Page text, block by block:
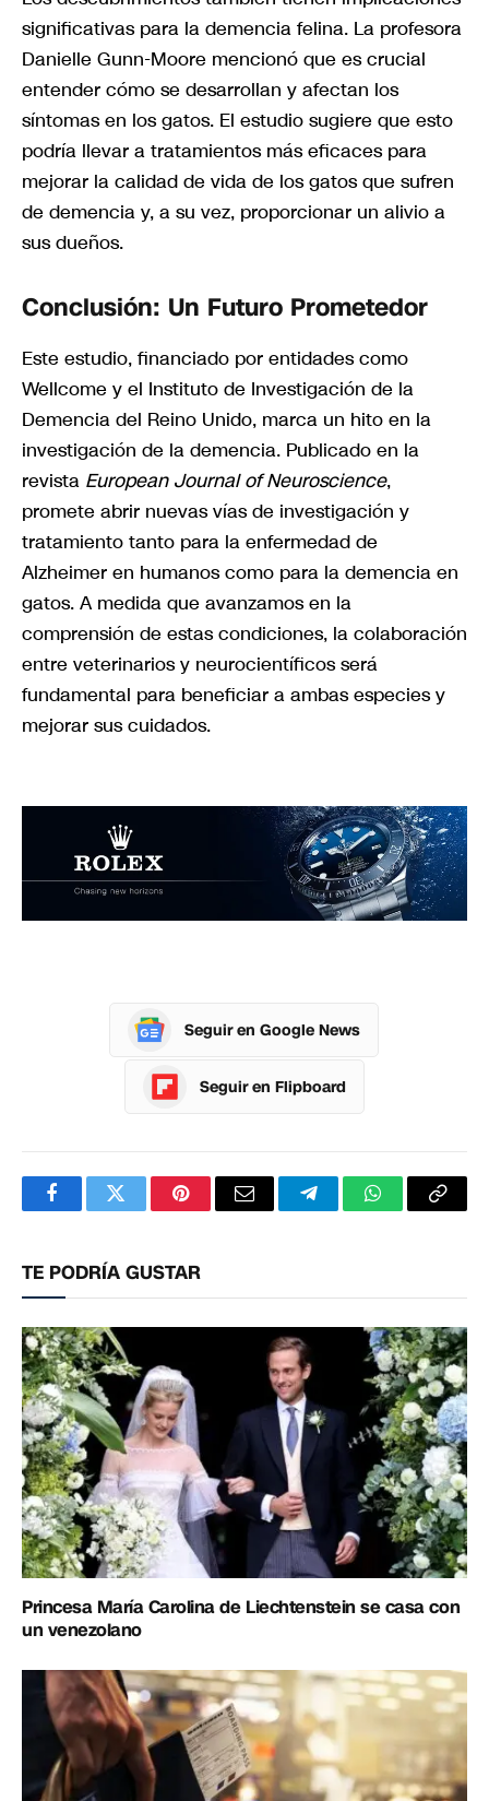
significativas para la demencia felina. La profesora
Danielle Gunn-Moore mencionó que es crucial
entender cómo se desarrollan y afectan los
síntomas en los gatos. El estudio sugiere que esto
podría llevar a tratamientos más eficaces para
mejorar la calidad de vida de los gatos que sufren
de demencia y, a su vez, proporcionar un alivio a
sus dueños.
Conclusión: Un Futuro Prometedor
Este estudio, financiado por entidades como
Wellcome y el Instituto de Investigación de la
Demencia del Reino Unido, marca un hito en la
investigación de la demencia. Publicado en la
revista European Journal of Neuroscience,
promete abrir nuevas vías de investigación y
tratamiento tanto para la enfermedad de
Alzheimer en humanos como para la demencia en
gatos. A medida que avanzamos en la
comprensión de estas condiciones, la colaboración
entre veterinarios y neurocientíficos será
fundamental para beneficiar a ambas especies y
mejorar sus cuidados.
Seguir en Google News
Seguir en Flipboard
FacebookTwitterPinterestCorreoTelegramWhatsApp
TE PODRÍA GUSTAR
Princesa María Carolina de Liechtenstein se casa con
un venezolano